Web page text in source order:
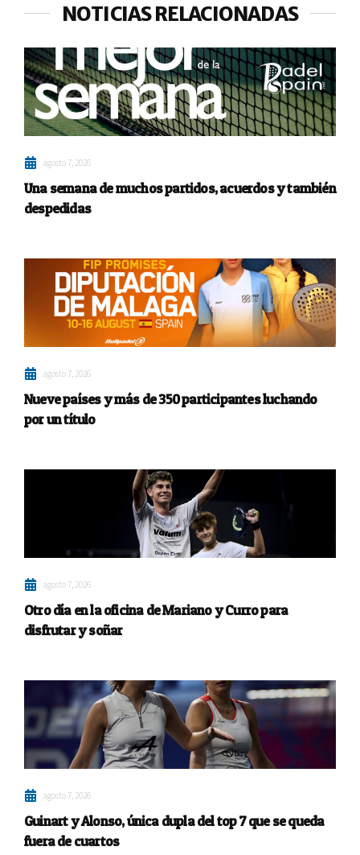
NOTICIAS RELACIONADAS
agosto 7, 2026
Una semana de muchos partidos, acuerdos y también
despedidas
agosto 7, 2026
Nueve países y más de 350 participantes luchando
por un título
agosto 7, 2026
Otro día en la oficina de Mariano y Curro para
disfrutar y soñar
agosto 7, 2026
Guinart y Alonso, única dupla del top 7 que se queda
fuera de cuartos